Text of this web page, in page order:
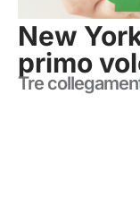
New
primo
Tre